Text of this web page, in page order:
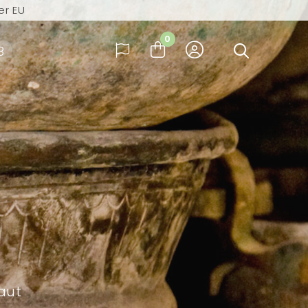
EU
versendet
und Deutschland
EU
versendet
0